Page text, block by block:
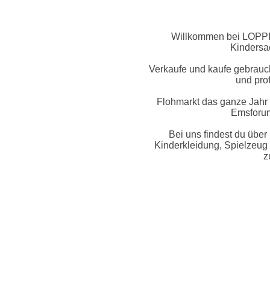
Willkommen bei
Verkaufe und kaufe
und
Flohmarkt das ganze
Bei uns findest du
Kinderkleidung,